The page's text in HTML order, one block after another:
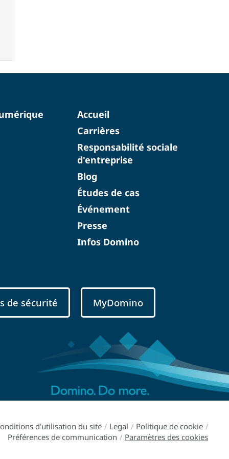
Accueil
Carrières
Responsabilité sociale
d'entreprise
Blog
Études de cas
Événement
Presse
Infos Domino
de sécurité MyDomino
d'utilisation du site / Legal / Politique de cookie /
Préférences de communication / Paramètres des cookies